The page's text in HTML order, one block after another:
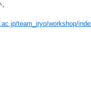
team_iryo/workshop/